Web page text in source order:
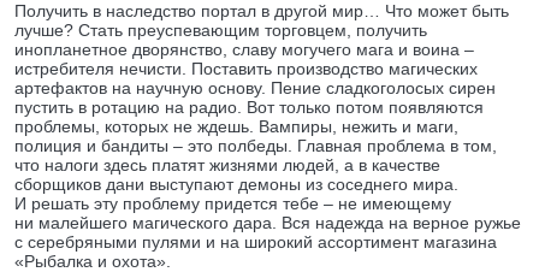
Получить в наследство портал в другой мир… Что может быть
лучше? Стать преуспевающим торговцем, получить
инопланетное дворянство, славу могучего мага и воина –
истребителя нечисти. Поставить производство магических
артефактов на научную основу. Пение сладкоголосых сирен
пустить в ротацию на радио. Вот только потом появляются
проблемы, которых не ждешь. Вампиры, нежить и маги,
полиция и бандиты – это полбеды. Главная проблема в том,
что налоги здесь платят жизнями людей, а в качестве
сборщиков дани выступают демоны из соседнего мира.
И решать эту проблему придется тебе – не имеющему
ни малейшего магического дара. Вся надежда на верное ружье
с серебряными пулями и на широкий ассортимент магазина
«Рыбалка и охота».